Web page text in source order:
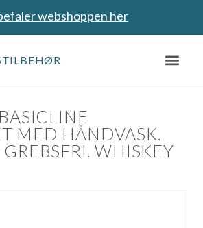
webshoppen her
MED HÅNDVASK.
WHISKEY